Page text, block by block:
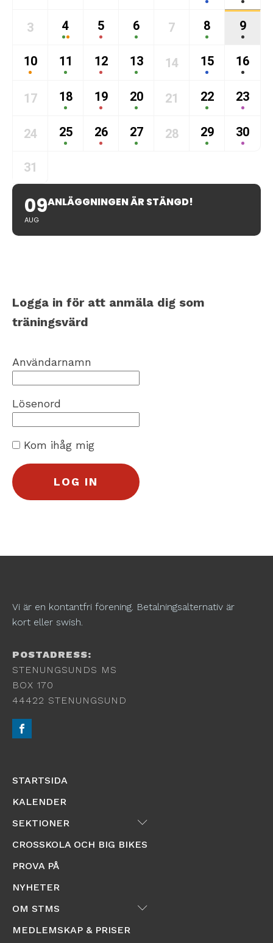
3 4 5 6 7 8 9
10 11 12 13 14 15 16
17 18 19 20 21 22 23
24 25 26 27 28 29 30
31
09
AUG
ANLÄGGNINGEN ÄR STÄNGD!
Logga in för att anmäla dig som
träningsvärd
Användarnamn
Lösenord
Kom ihåg mig
Vi är en kontantfri förening. Betalningsalternativ är
kort eller swish.
POSTADRESS:
STENUNGSUNDS MS
BOX 170
44422 STENUNGSUND
STARTSIDA
KALENDER
SEKTIONER
Submenu
CROSSKOLA OCH BIG BIKES
PROVA PÅ
NYHETER
OM STMS
Submenu
MEDLEMSKAP & PRISER